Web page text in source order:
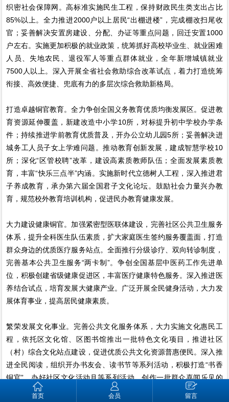
织密社会保障网。高标准实施民生工程，保持财政民生类支出占比
85%以上。全力推进2000户以上居民“出棚进楼”，完成棚改扫尾收
官；妥善解决安置房建设、分配、办证等重点问题，回迁安置1000
户左右。实施更加积极的就业政策，统筹抓好高校毕业生、就业困难
人员、失地农民、退役军人等重点群体就业，全年新增城镇就业
7500人以上。深入开展全省社会救助综合改革试点，着力打造统筹
衔接、高效便捷、兜底有力的多层次综合救助新格局。
打造卓越铜官教育。全力争创全国义务教育优质均衡发展区。促进教
育资源延伸覆盖，新建改造中小学10所，对标提升初中学校办学条
件；持续推进学前教育优质普及，开办公立幼儿园5所；妥善解决进
城务工人员子女上学难问题。推动教育创新发展，建成智慧学校10
所；深化“区管校聘”改革，建设高素质教师队伍；全面发展素质教
育，丰富“快乐三点半”内涵。实施新时代立德树人工程，深入推进君
子养成教育，承办第六届全国君子文化论坛。鼓励社会力量兴办教
育，规范校外教育培训机构，促进民办教育健康发展。
大力建设健康铜官。加强紧密型医联体建设，完善社区公共卫生服务
体系，提升全科医生队伍素质，扩大家庭医生签约服务覆盖面，打造
群众身边的优质医疗服务站点。全面推行分级诊疗、双向转诊制度，
完善基本公共卫生服务“两卡制”。争创全国基层中医药工作先进单
位，积极创建省级健康促进区，丰富医疗健康特色服务。深入推进医
养结合试点，培育发展大健康产业。广泛开展全民健身活动，大力发
展体育事业，提高居民健康素质。
繁荣发展文化事业。完善公共文化服务体系，大力实施文化惠民工
程，依托区文化馆、区图书馆推出一批特色文化项目，推进社区
（村）综合文化站点建设，促进优质公共文化资源普惠便民。深入推
进全民阅读，组织开办书友会、读书节等系列活动，积极打造“书香
铜官”。办好社区文化活动月等系列活动，创作一批群众喜闻乐见的
文艺精品。全面实施《全民科学素质行动计划纲要》，提高居民科学
首页 会员 留言